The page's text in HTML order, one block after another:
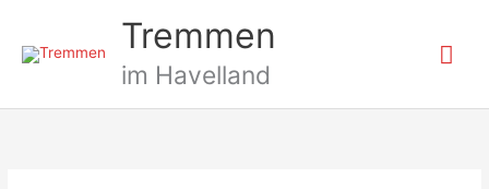
springen
Tremmen
im Havelland